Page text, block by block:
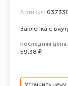
Заклепка с
Артикул:
последняя цена:
59.38 ₽
Уточнить цену